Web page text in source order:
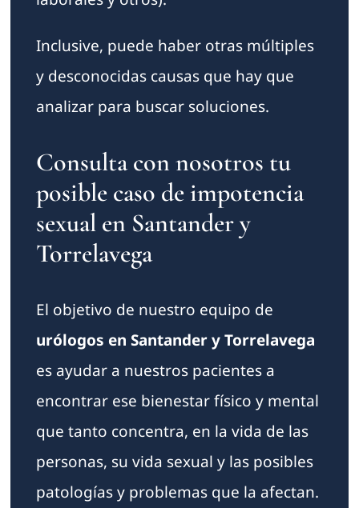
Inclusive, puede haber otras múltiples
y desconocidas causas que hay que
analizar para buscar soluciones.
Consulta con nosotros tu
posible caso de impotencia
sexual en Santander y
Torrelavega
El objetivo de nuestro equipo de
urólogos en Santander y Torrelavega
es ayudar a nuestros pacientes a
encontrar ese bienestar físico y mental
que tanto concentra, en la vida de las
personas, su vida sexual y las posibles
patologías y problemas que la afectan.